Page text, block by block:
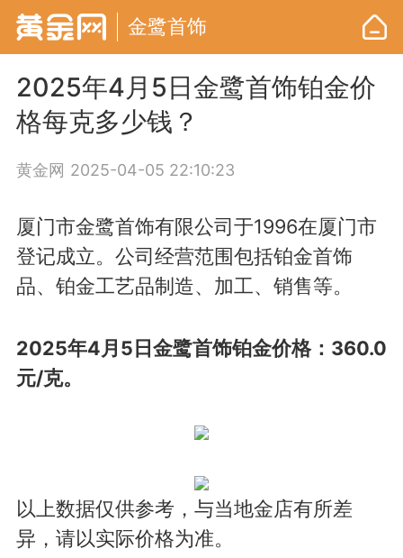
金鹭首饰
2025年4月5日金鹭首饰铂金价
格每克多少钱？
黄金网 2025-04-05 22:10:23
厦门市金鹭首饰有限公司于1996在厦门市
登记成立。公司经营范围包括铂金首饰
品、铂金工艺品制造、加工、销售等。
2025年4月5日金鹭首饰铂金价格：360.0
元/克。
以上数据仅供参考，与当地金店有所差
异，请以实际价格为准。